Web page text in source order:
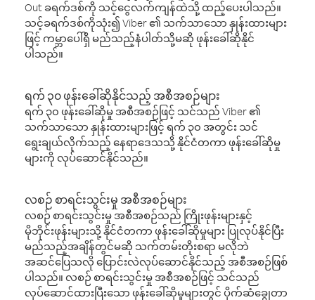
Out ခရက်ဒစ်ကို သင့်ငွေလက်ကျန်ထဲသို့ ထည့်ပေးပါသည်။
သင့်ခရက်ဒစ်ကိုသုံး၍ Viber ၏ သက်သာသော နှုန်းထားများ
ဖြင့် ကမ္ဘာပေါ်ရှိ မည်သည့်နံပါတ်သို့မဆို ဖုန်းခေါ်ဆိုနိုင်
ပါသည်။
ရက် ၃၀ ဖုန်းခေါ်ဆိုနိုင်သည့် အစီအစဉ်များ
ရက် ၃၀ ဖုန်းခေါ်ဆိုမှု အစီအစဉ်ဖြင့် သင်သည် Viber ၏
သက်သာသော နှုန်းထားများဖြင့် ရက် ၃၀ အတွင်း သင်
ရွေးချယ်လိုက်သည့် နေရာဒေသသို့ နိုင်ငံတကာ ဖုန်းခေါ်ဆိုမှု
များကို လုပ်ဆောင်နိုင်သည်။
လစဉ် စာရင်းသွင်းမှု အစီအစဉ်များ
လစဉ် စာရင်းသွင်းမှု အစီအစဉ်သည် ကြိုးဖုန်းများနှင့်
မိုဘိုင်းဖုန်းများသို့ နိုင်ငံတကာ ဖုန်းခေါ်ဆိုမှုများ ပြုလုပ်နိုင်ပြီး
မည်သည့်အချိန်တွင်မဆို သက်တမ်းတိုးစရာ မလိုဘဲ
အဆင်ပြေသလို ပြောင်းလဲလုပ်ဆောင်နိုင်သည့် အစီအစဉ်ဖြစ်
ပါသည်။ လစဉ် စာရင်းသွင်းမှု အစီအစဉ်ဖြင့် သင်သည်
လုပ်ဆောင်ထားပြီးသော ဖုန်းခေါ်ဆိုမှုများတွင် ပိုက်ဆံချွေတာ